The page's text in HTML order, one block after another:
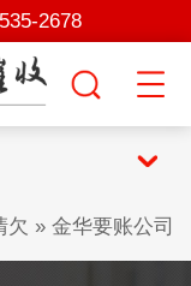
2678
欠 » 金华要账公司